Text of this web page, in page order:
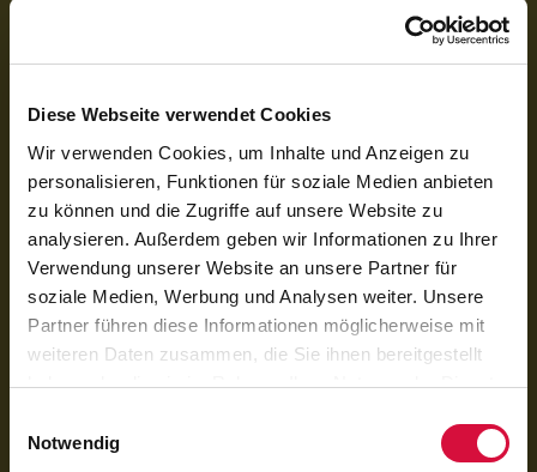
Diese Webseite verwendet Cookies
Wir verwenden Cookies, um Inhalte und Anzeigen zu
personalisieren, Funktionen für soziale Medien anbieten
zu können und die Zugriffe auf unsere Website zu
analysieren. Außerdem geben wir Informationen zu Ihrer
Verwendung unserer Website an unsere Partner für
soziale Medien, Werbung und Analysen weiter. Unsere
Partner führen diese Informationen möglicherweise mit
weiteren Daten zusammen, die Sie ihnen bereitgestellt
haben oder die sie im Rahmen Ihrer Nutzung der Dienste
Cookies, wenn Sie unsere Webseite weiterhin nutzen.
Notwendig
Das Bonifatiuswerk der deutschen Katholiken e. V. ist als wegen der
freigestellt und beim Finanzamt unter der Steuernummer 339/5794/0212
registriert.